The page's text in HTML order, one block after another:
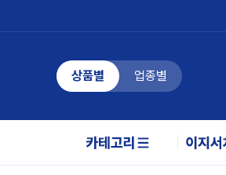
상품별 업종별